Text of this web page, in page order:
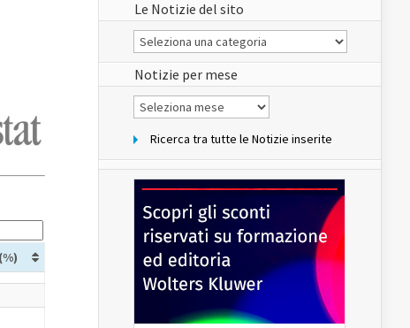
Le Notizie del sito
Le
Notizie
del
sito
Notizie per mese
Notizie
per
Ricerca tra tutte le Notizie inserite